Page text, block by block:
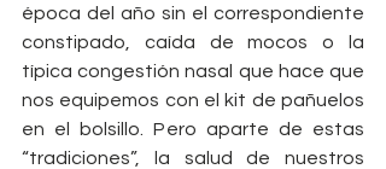
época del año sin el correspondiente
constipado, caída de mocos o la
típica congestión nasal que hace que
nos equipemos con el kit de pañuelos
en el bolsillo. Pero aparte de estas
“tradiciones”, la salud de nuestros